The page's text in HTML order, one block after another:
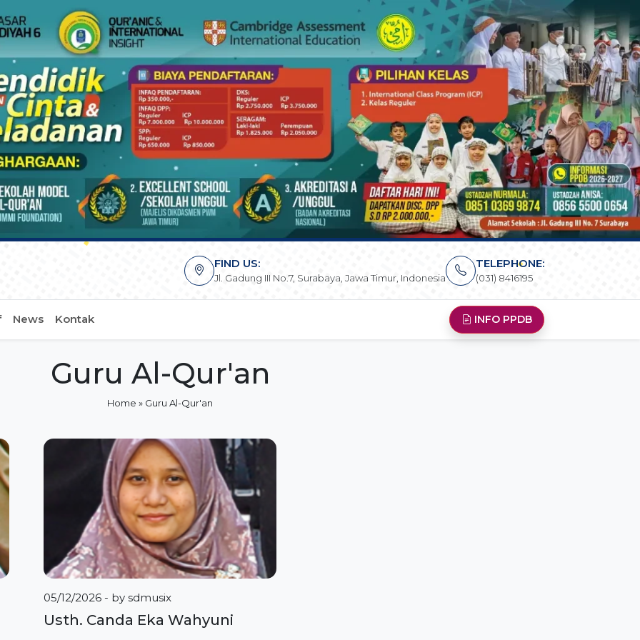
FIND US:
Jl. Gadung III No.7, Surabaya, Jawa Timur, Indonesia
TELEPHONE:
(031) 8416195
News Kontak INFO PPDB
Guru Al-Qur'an
Home » Guru Al-Qur'an
05/12/2026- by sdmusix
Usth. Canda Eka Wahyuni